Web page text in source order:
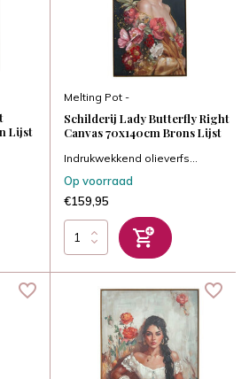
Lijst
Melting Pot -
Schilderij Lady Butterfly Right
Canvas 70x140cm Brons Lijst
Indrukwekkend olieverfs...
Op voorraad
€159,95